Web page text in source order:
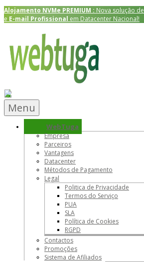
Alojamento NVMe PREMIUM : Nova solução de
e E-mail Profissional em Datacenter Nacional!
Menu
WebTuga
Empresa
Parceiros
Vantagens
Datacenter
Métodos de Pagamento
Legal
Politica de Privacidade
Termos do Serviço
PUA
SLA
Política de Cookies
RGPD
Contactos
Promoções
Sistema de Afiliados